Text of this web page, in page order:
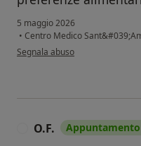
5 maggio 2026
• Centro Medico
secondo l'opinione dell'utente EG
Segnala abuso
O.F.